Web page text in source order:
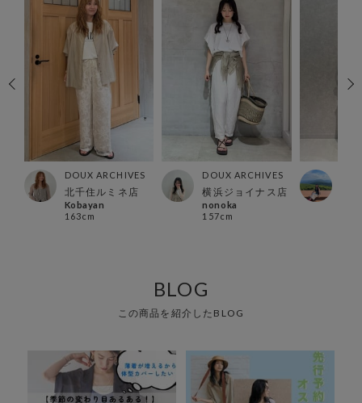
DOUX ARCHIVES
北千住ルミネ店
Kobayan
163cm
DOUX ARCHIVES
横浜ジョイナス店
nonoka
157cm
BLOG
この商品を紹介したBLOG